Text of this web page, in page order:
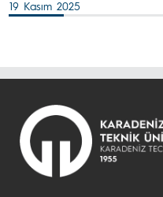
19 Kasım 2025